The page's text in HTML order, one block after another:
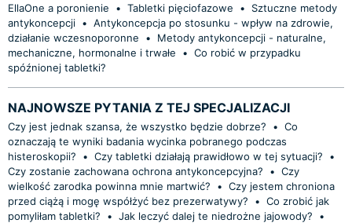
EllaOne a poronienie
• Tabletki pięciofazowe •
Sztuczne metody
antykoncepcji • Antykoncepcja po stosunku - wpływ na zdrowie,
działanie wczesnoporonne
•
Metody antykoncepcji - naturalne,
mechaniczne, hormonalne i trwałe
• Co robić w przypadku
spóźnionej tabletki?
NAJNOWSZE PYTANIA Z TEJ SPECJALIZACJI
Czy jest jednak szansa, że wszystko będzie dobrze? • Co
oznaczają te wyniki badania wycinka pobranego podczas
histeroskopii?
• Czy tabletki działają prawidłowo w tej sytuacji?
•
Czy zostanie zachowana ochrona antykoncepcyjna?
• Czy
wielkość zarodka powinna mnie martwić?
• Czy jestem chroniona
przed ciążą i mogę współżyć bez prezerwatywy?
• Co zrobić jak
pomyliłam tabletki?
• Jak leczyć dalej te niedrożne jajowody?
•